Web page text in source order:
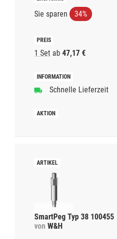
Sie sparen 34%
1 Set ab 47,17 €
Schnelle Lieferzeit
SmartPeg Typ 38 100455
von W&H